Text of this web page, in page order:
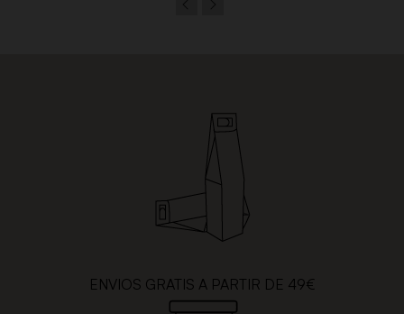
ENVIOS GRATIS A PARTIR DE 49€